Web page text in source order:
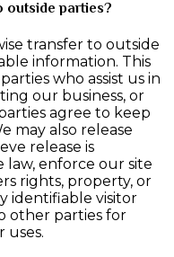
outside parties?
transfer to outside
information. This
who assist us in
our business, or
agree to keep
may also release
release is
enforce our site
rights, property, or
identifiable visitor
other parties for
uses.